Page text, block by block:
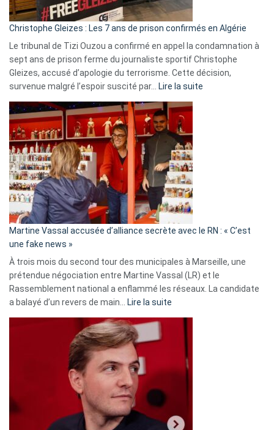
d’Israël
Christophe Gleizes : Les 7 ans de prison confirmés en Algérie
Le tribunal de Tizi Ouzou a confirmé en appel la condamnation à
sept ans de prison ferme du journaliste sportif Christophe
Gleizes, accusé d’apologie du terrorisme. Cette décision,
survenue malgré l’espoir suscité par… Lire la suite
Algérie
Martine Vassal accusée d’alliance secrète avec le RN : « C’est
une fake news »
À trois mois du second tour des municipales à Marseille, une
prétendue négociation entre Martine Vassal (LR) et le
Rassemblement national a enflammé les réseaux. La candidate
a balayé d’un revers de main… Lire la suite
d’alliance
secrète